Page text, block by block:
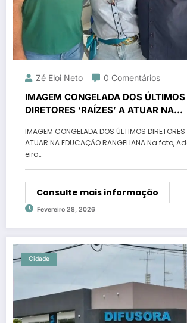
Zé Eloi Neto 0 Comentários
IMAGEM CONGELADA DOS ÚLTIMOS
DIRETORES ‘RAÍZES’ A ATUAR NA
IMAGEM CONGELADA DOS ÚLTIMOS DIRETORES
ATUAR NA EDUCAÇÃO RANGELIANA Na foto,
eira…
Consulte mais informação
Fevereiro 28, 2026
Cidade